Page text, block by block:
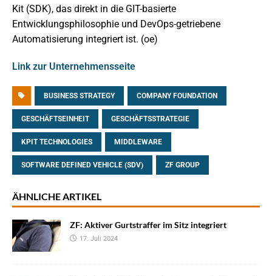
Kit (SDK), das direkt in die GIT-basierte
Entwicklungsphilosophie und DevOps-getriebene
Automatisierung integriert ist. (oe)
Link zur Unternehmensseite
BUSINESS STRATEGY COMPANY FOUNDATION
GESCHÄFTSEINHEIT GESCHÄFTSSTRATEGIE
KPIT TECHNOLOGIES MIDDLEWARE
SOFTWARE DEFINED VEHICLE (SDV) ZF GROUP
ÄHNLICHE ARTIKEL
ZF: Aktiver Gurtstraffer im Sitz integriert
17. Juli 2024